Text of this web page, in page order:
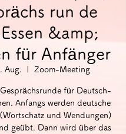
run de
&amp;
für Anfänger
Aug. Zoom-Meeting
für Deutsch-
Anfangs werden deutsche
und Wendungen)
geübt. Dann wird über das